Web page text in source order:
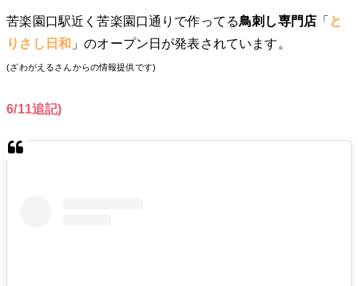
苦楽園口駅近く苦楽園口通りで作ってる鳥刺し専門店 「と
りさし日和 」のオープン日が発表されています。
(ざわがえるさんからの情報提供です)
6/11追記)